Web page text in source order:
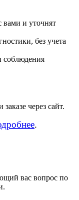
вами и уточнят
без учета
соблюдения
через сайт.
.
вас вопрос по